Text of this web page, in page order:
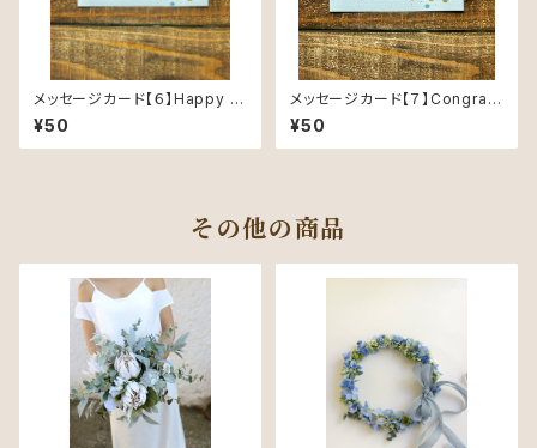
メッセージカード【６】Happy Bi
rthday ミニサイズ- Message
Card -
¥50
メッセージカード【７】Congratu
lations ミニサイズ- Messag
e Card -
¥50
その他の商品